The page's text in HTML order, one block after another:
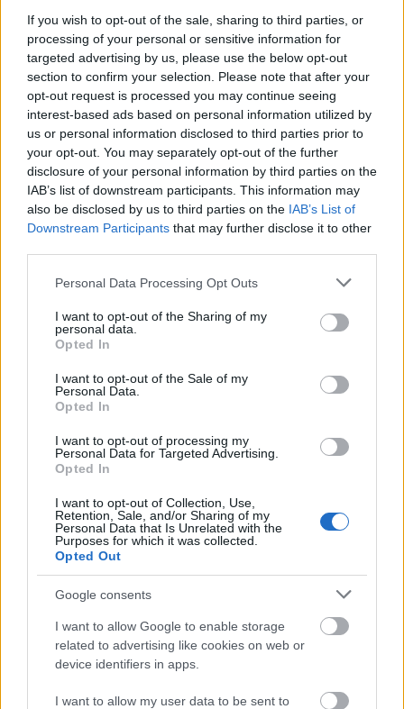
If you wish to opt-out of the sale, sharing to third parties, or
processing of your personal or sensitive information for
targeted advertising by us, please use the below opt-out
section to confirm your selection. Please note that after your
opt-out request is processed you may continue seeing
interest-based ads based on personal information utilized by
us or personal information disclosed to third parties prior to
your opt-out. You may separately opt-out of the further
disclosure of your personal information by third parties on the
IAB’s list of downstream participants. This information may
also be disclosed by us to third parties on the IAB’s List of
Downstream Participants that may further disclose it to other
Please note that this website/app uses one or more Google
not limited to your visit or usage behaviour. You may click to
grant or deny consent to Google and its third-party tags to
use your data for below specified purposes in below Google
consent section.
Personal Data Processing Opt Outs
I want to opt-out of the Sharing of my
personal data.
Opted In
I want to opt-out of the Sale of my
Personal Data.
Opted In
I want to opt-out of processing my
Personal Data for Targeted Advertising.
Opted In
I want to opt-out of Collection, Use,
Retention, Sale, and/or Sharing of my
Personal Data that Is Unrelated with the
Purposes for which it was collected.
Opted Out
Google consents
I want to allow Google to enable storage
related to advertising like cookies on web or
device identifiers in apps.
I want to allow my user data to be sent to
πληρωμές γ' δεκαήμερο Ιουνίου), τα Λιπάσματα
{'Ανοιγμα πλατφόρμας έως τέλος Μαΐου,
πληρωμές: μέσα Ιουνίου (3-4/2026), μέσα Ιουλίου
(5-6/2026), μέσα Σεπτεμβρίου (7-8/2026)}. Και
στις ψηφιακές δράσεις, η νέα αίτηση ΟΣΔΕ (έως
μέσα Ιουνίου), το σύστημα ΜΙΔΑ (1η φάση την 1η
εβδομάδα του Ιουνίου), το myDATA 2.0-
Taxonomy (εντός του 2026 για γάλα, κρέας, μέλι,
λάδι, πατάτες), τα μητρώα (Διαλειτουργικότητα
μητρώων ΑΑΔΕ- ΥΠΑΑΤ) και οι Νέες τεχνολογίες
(Monitoring- Παρακολούθηση ζώων).